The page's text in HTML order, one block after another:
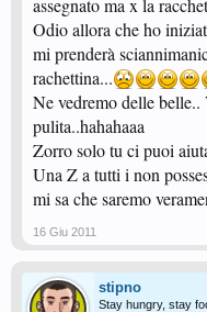
assegnato ma x la
Odio allora che ho
mi prenderà
rachettina...
Ne vedremo delle
pulita..hahahaaa
Zorro solo tu ci puoi
Una Z a tutti i non
mi sa che saremo
16 Giu 2011
stipno
Stay hungry, stay